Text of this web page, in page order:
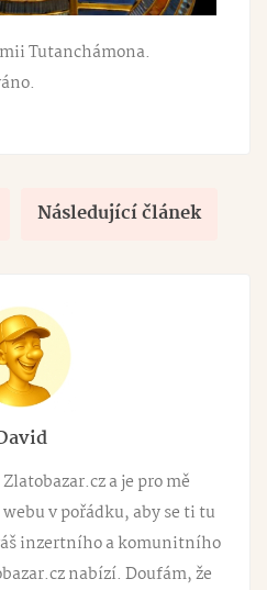
Tutanchámona.
Následující článek
a je pro mě
v pořádku, aby se ti tu
inzertního a komunitního
nabízí. Doufám, že